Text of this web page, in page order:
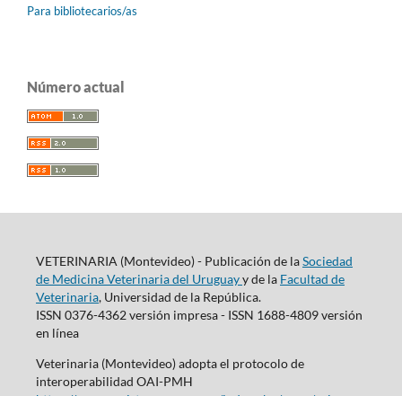
Para bibliotecarios/as
Número actual
VETERINARIA (Montevideo) - Publicación de laSociedad
de Medicina Veterinaria del Uruguayy de la Facultad de
Veterinaria, Universidad de la República.
ISSN 0376-4362 versión impresa - ISSN 1688-4809 versión
en línea
Veterinaria (Montevideo) adopta el protocolo de
interoperabilidad OAI-PMH